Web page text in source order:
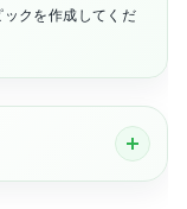
クを作成してくだ